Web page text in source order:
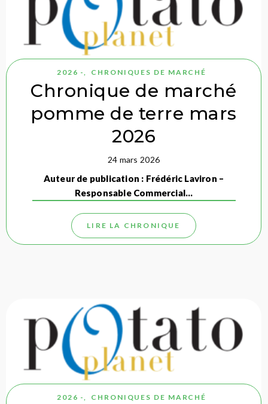
2026 - CHRONIQUES DE MARCHÉ
Chronique de marché
pomme de terre mars
2026
24 mars 2026
Auteur de publication : Frédéric Laviron –
Responsable Commercial…
LIRE LA CHRONIQUE
2026 -, CHRONIQUES DE MARCHÉ